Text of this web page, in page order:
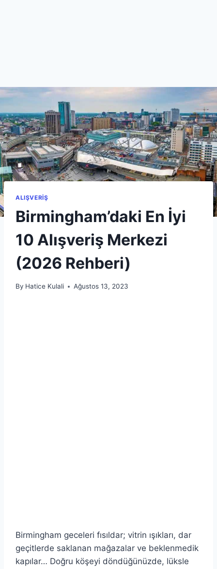
ALIŞVERIŞ
Birmingham’daki En İyi
10 Alışveriş Merkezi
(2026 Rehberi)
By Hatice Kulali Ağustos 13, 2023
Birmingham geceleri fısıldar; vitrin ışıkları, dar
geçitlerde saklanan mağazalar ve beklenmedik
kapılar… Doğru köşeyi döndüğünüzde, lüksle